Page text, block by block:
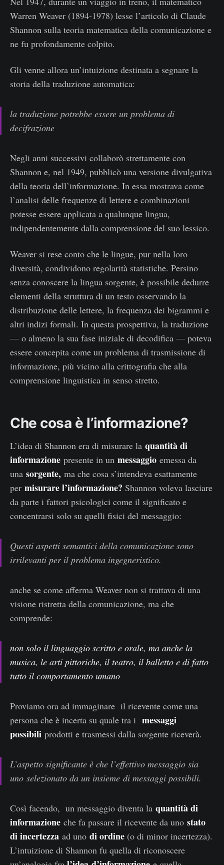
Warren Weaver (1894-1978) lesse l’articolo di Claude
Shannon sulla teoria matematica della comunicazione e
ne fu profondamente colpito.
Gli venne allora un’intuizione destinata a segnare la
storia della traduzione automatica:
la traduzione potrebbe essere un problema di
decifrazione
Negli anni successivi collaborò strettamente con
Shannon e, nel 1949, pubblicò una versione divulgativa
della teoria dell’informazione. In essa mostrava come
l’analisi delle frequenze di lettere e combinazioni
potesse essere applicata a qualunque lingua,
indipendentemente dalla comprensione del suo lessico.
Weaver si rese conto che le lingue, pur nella loro
diversità, condividono regolarità statistiche. Persino
senza conoscere la lingua sorgente, è possibile dedurre
elementi della struttura di un testo osservando la
distribuzione delle lettere, la frequenza dei bigrammi e
altri indizi formali. In questa prospettiva, la traduzione
— o almeno la sua fase iniziale di decodifica — poteva
essere concepita come un problema di trasmissione di
informazione, più vicino alla crittografia che alla
comprensione linguistica in senso stretto.
Che cosa è l’informazione?
L’idea di Shannon era di misurare la quantità di
informazione presente in un messaggio emessa da
una sorgente, ma che cosa s’intendeva esattamente
per misurare l’informazione? Shannon voleva lasciare
da parte i fattori psicologici come il significato e
concentrarsi solo su quelli fisici del messaggio:
Questi aspetti semantici della comunicazione sono
irrilevanti per il problema ingegneristico.
anche se come afferma Weaver non si trattava di una
visione ristretta della comunicazione, ma che
comprende:
non solo il linguaggio scritto e orale, ma anche la
musica, le arti pittoriche, il teatro, il balletto e di fatto
tutto il comportamento umano
Proviamo ora ad immaginare il ricevente come una
persona che è incerta su quale tra i messaggi
possibili prodotti e trasmessi dalla sorgente riceverà.
L’aspetto significante è che l’effettivo messaggio sia
uno selezionato da un insieme di messaggi possibili.
Così facendo, un messaggio diventa la quantità di
informazione che fa passare il ricevente da uno stato
di incertezza ad uno di ordine (o di minor incertezza).
L’intuizione di Shannon fu quella di riconoscere